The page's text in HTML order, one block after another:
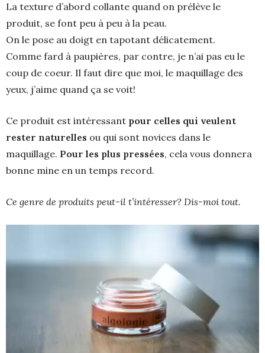
La texture d’abord collante quand on prélève le
produit, se font peu à peu à la peau.
On le pose au doigt en tapotant délicatement.
Comme fard à paupières, par contre, je n’ai pas eu le
coup de coeur. Il faut dire que moi, le maquillage des
yeux, j’aime quand ça se voit!
Ce produit est intéressant pour celles qui veulent
rester naturelles ou qui sont novices dans le
maquillage. Pour les plus pressées, cela vous donnera
bonne mine en un temps record.
Ce genre de produits peut-il t’intéresser? Dis-moi tout.